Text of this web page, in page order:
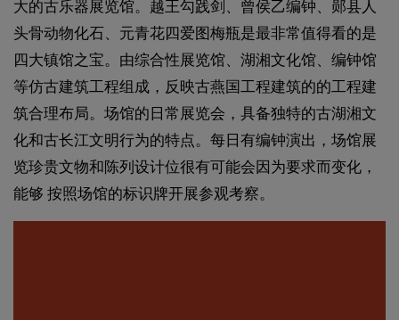
大的古乐器展览馆。越王勾践剑、曾侯乙编钟、郧县人
头骨动物化石、元青花四爱图梅瓶是最非常值得看的是
四大镇馆之宝。由综合性展览馆、湖湘文化馆、编钟馆
等仿古建筑工程组成，反映古燕国工程建筑的的工程建
筑合理布局。场馆的日常展览会，具备独特的古湖湘文
化和古长江文明行为的特点。每日有编钟演出，场馆展
览珍贵文物和陈列设计位很有可能会因为要求而变化，
能够 按照场馆的标识牌开展参观考察。